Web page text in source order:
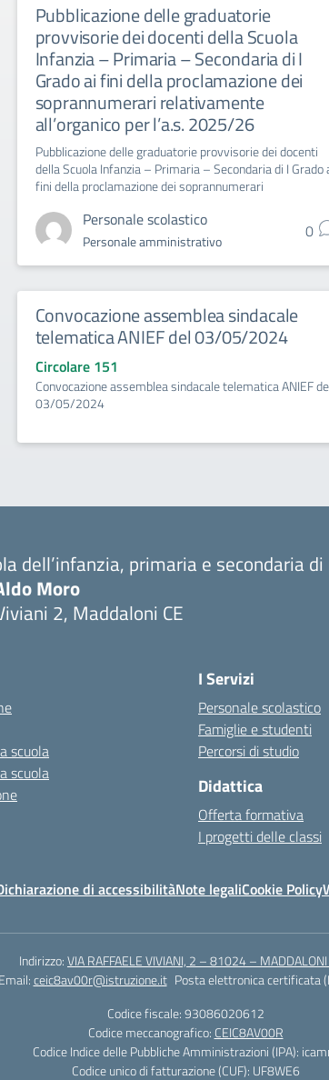
Pubblicazione delle graduatorie
provvisorie dei docenti della Scuola
Infanzia – Primaria – Secondaria di I
Grado ai fini della proclamazione dei
soprannumerari relativamente
all’organico per l’a.s. 2025/26
Pubblicazione delle graduatorie provvisorie dei docenti
della Scuola Infanzia – Primaria – Secondaria di I Grado
fini della proclamazione dei soprannumerari
Personale scolastico
Personale amministrativo 0
Convocazione assemblea sindacale
telematica ANIEF del 03/05/2024
Circolare 151
Convocazione assemblea sindacale telematica ANIEF
03/05/2024
dell’infanzia, primaria e secondaria
Moro
2, Maddaloni CE
scuola
scuola
I Servizi
Personale scolastico
Famiglie e studenti
Percorsi di studio
Didattica
Offerta formativa
I progetti delle classi
di accessibilitàNote legaliCookie Policy
Indirizzo:VIA RAFFAELE VIVIANI, 2 – 81024 – MADDALONI
Email:ceic8av00r@istruzione.it Posta elettronica certificata
Codice fiscale: 93086020612
Codice meccanografico: CEIC8AV00R
Codice Indice delle Pubbliche Amministrazioni (IPA):
Codice unico di fatturazione (CUF): UF8WE6